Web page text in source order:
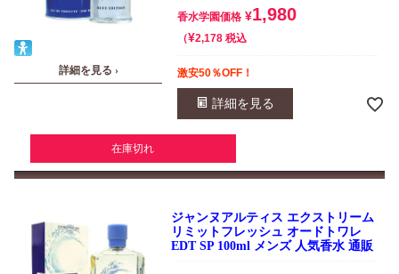
詳細を見る ›
香水学園価格 ¥1,980
¥2,178 税込
激安50％OFF！
詳細を見る
在庫切れ
ジャンヌアルティス エクストリーム
リミットフレッシュ オードトワレ
EDT SP 100ml メンズ 人気香水 通販